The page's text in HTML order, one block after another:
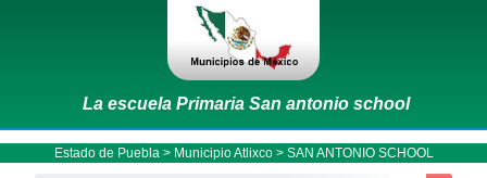
La escuela Primaria San antonio school
Estado de Puebla > Municipio Atlixco> SAN ANTONIO SCHOOL